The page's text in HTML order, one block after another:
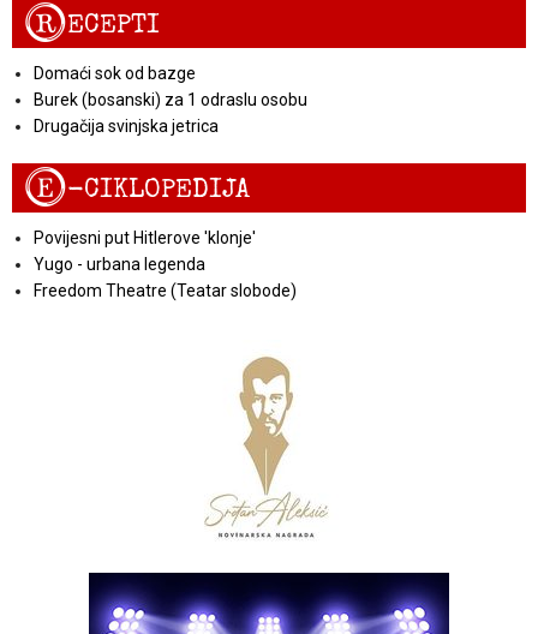
RECEPTI
Domaći sok od bazge
Burek (bosanski) za 1 odraslu osobu
Drugačija svinjska jetrica
E-CIKLOPEDIJA
Povijesni put Hitlerove 'klonje'
Yugo - urbana legenda
Freedom Theatre (Teatar slobode)